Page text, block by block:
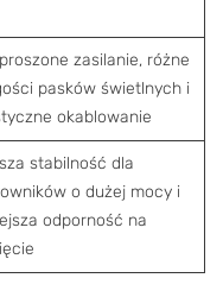
zasilanie, różne
pasków świetlnych i
okablowanie
stabilność dla
o dużej mocy i
odporność na